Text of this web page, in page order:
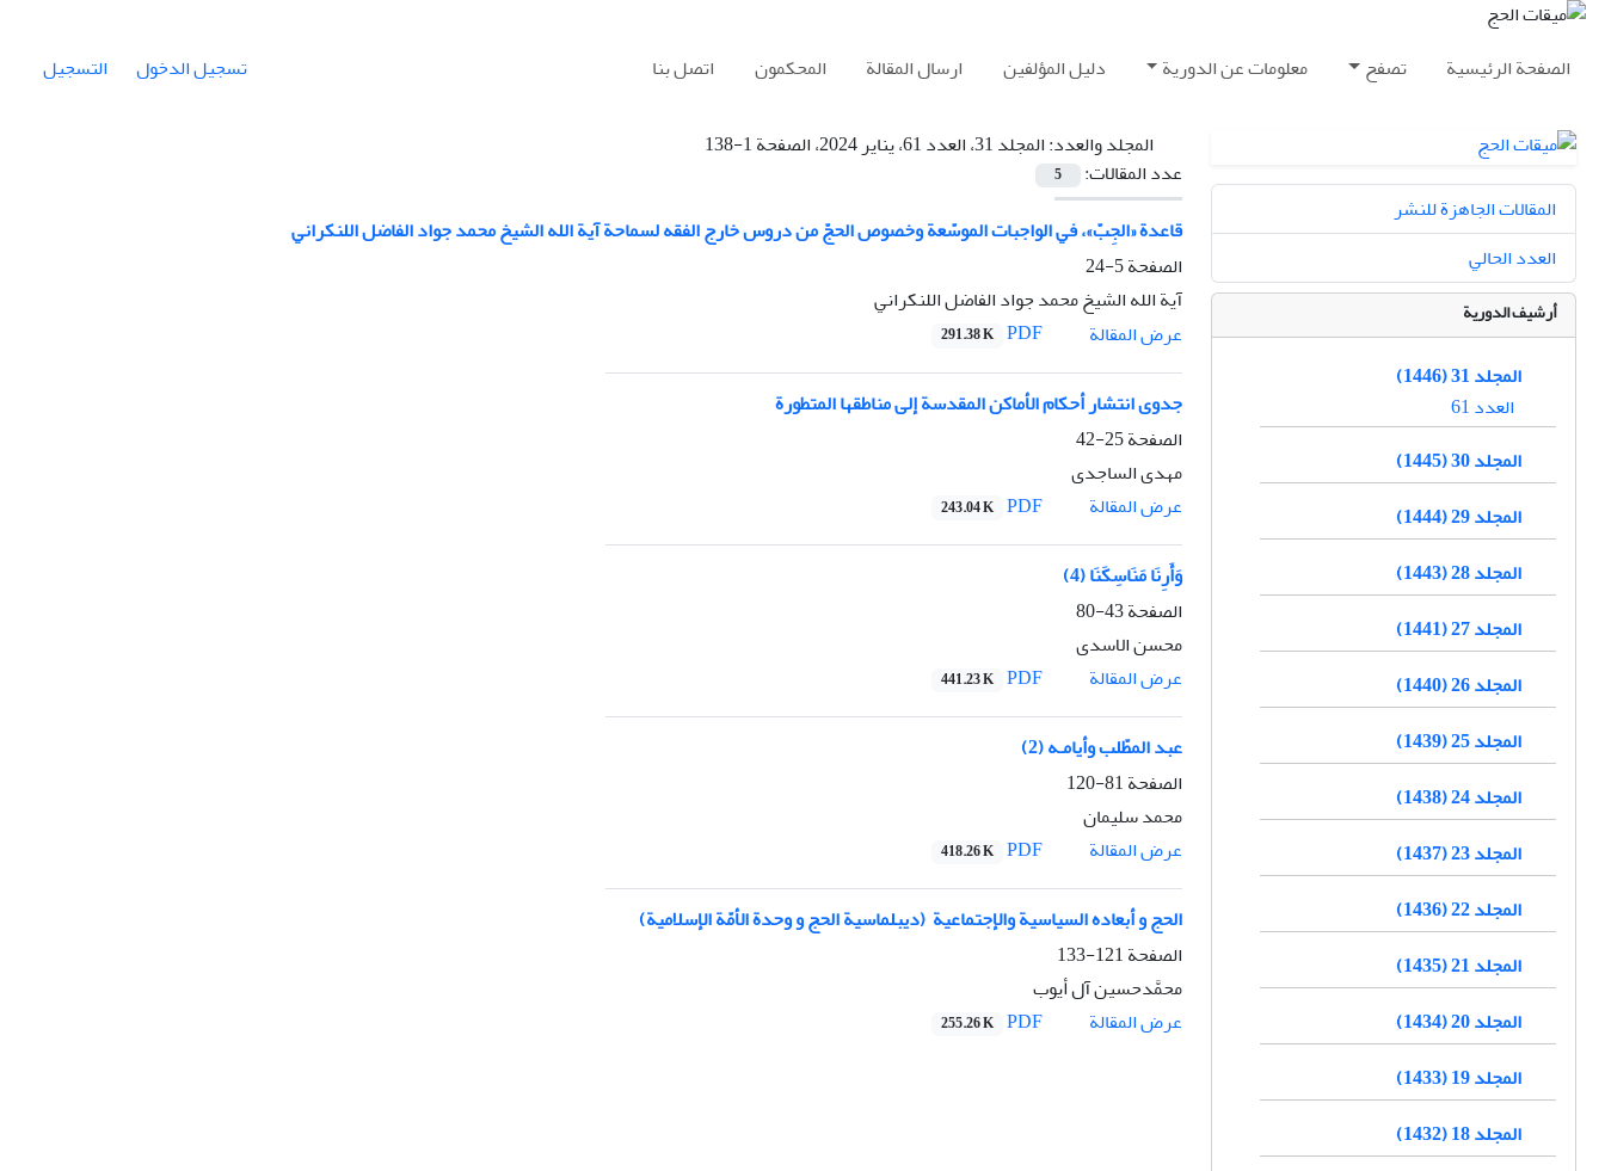
الصفحة الرئيسية تصفح معلومات عن الدورية دليل المؤلفين ارسال المقالة المحكمون اتصل بنا تسجيل الدخول التسجيل
المجلد والعدد:المجلد 31، العدد 61، يناير 2024، الصفحة 1-138
عدد المقالات:
5
قاعدة «الجِبّ»، في الواجبات الموسّعة وخصوص الحجّ من دروس خارج الفقه لسماحة آیة الله الشیخ محمد جواد الفاضل اللنکراني
الصفحة5-24
آیة الله الشیخ محمد جواد الفاضل اللنکراني
عرض المقالة
291.38 K
جدوی انتشار أحکام الأماكن المقدسة إلی مناطقها المتطورة
الصفحة25-42
مهدی الساجدی
عرض المقالة
243.04 K
وَأَرِنَا مَنَاسِكَنَا (4)
الصفحة43-80
محسن الاسدی
عرض المقالة
441.23 K
عبد المطّلب وأيامـه (2)
الصفحة81-120
محمد سلیمان
عرض المقالة
418.26 K
الحج و أبعاده السياسیة والإجتماعیة (ديبلماسية الحج و وحدة الأمّة الإسلامية)
الصفحة121-133
محمَّدحسين آل أيوب
عرض المقالة
255.26 K
المقالات الجاهزة للنشر
العدد الحالي
أرشيف الدورية
المجلد 31 (1446)
العدد 61
المجلد 30 (1445)
المجلد 29 (1444)
المجلد 28 (1443)
المجلد 27 (1441)
المجلد 26 (1440)
المجلد 25 (1439)
المجلد 24 (1438)
المجلد 23 (1437)
المجلد 22 (1436)
المجلد 21 (1435)
المجلد 20 (1434)
المجلد 19 (1433)
المجلد 18 (1432)